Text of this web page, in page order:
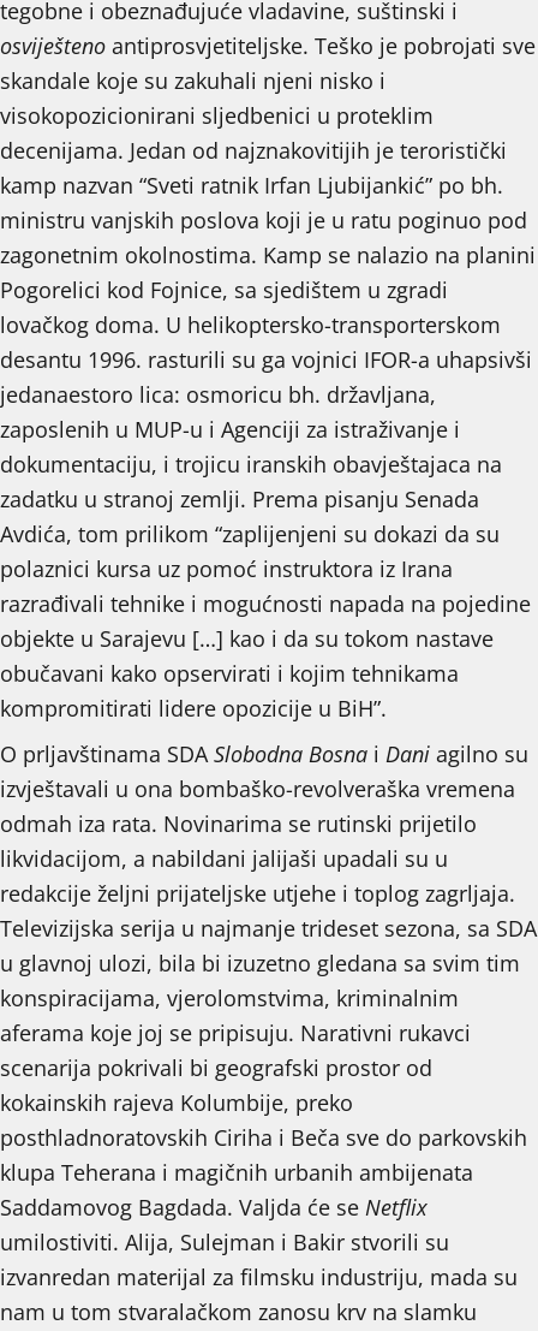
tegobne i obeznađujuće vladavine, suštinski i
osviješteno antiprosvjetiteljske. Teško je pobrojati sve
skandale koje su zakuhali njeni nisko i
visokopozicionirani sljedbenici u proteklim
decenijama. Jedan od najznakovitijih je teroristički
kamp nazvan “Sveti ratnik Irfan Ljubijankić” po bh.
ministru vanjskih poslova koji je u ratu poginuo pod
zagonetnim okolnostima. Kamp se nalazio na planini
Pogorelici kod Fojnice, sa sjedištem u zgradi
lovačkog doma. U helikoptersko-transporterskom
desantu 1996. rasturili su ga vojnici IFOR-a uhapsivši
jedanaestoro lica: osmoricu bh. državljana,
zaposlenih u MUP-u i Agenciji za istraživanje i
dokumentaciju, i trojicu iranskih obavještajaca na
zadatku u stranoj zemlji. Prema pisanju Senada
Avdića, tom prilikom “zaplijenjeni su dokazi da su
polaznici kursa uz pomoć instruktora iz Irana
razrađivali tehnike i mogućnosti napada na pojedine
objekte u Sarajevu […] kao i da su tokom nastave
obučavani kako opservirati i kojim tehnikama
kompromitirati lidere opozicije u BiH”.
O prljavštinama SDASlobodna Bosna i Dani agilno su
izvještavali u ona bombaško-revolveraška vremena
odmah iza rata. Novinarima se rutinski prijetilo
likvidacijom, a nabildani jalijaši upadali su u
redakcije željni prijateljske utjehe i toplog zagrljaja.
Televizijska serija u najmanje trideset sezona, sa SDA
u glavnoj ulozi, bila bi izuzetno gledana sa svim tim
konspiracijama, vjerolomstvima, kriminalnim
aferama koje joj se pripisuju. Narativni rukavci
scenarija pokrivali bi geografski prostor od
kokainskih rajeva Kolumbije, preko
posthladnoratovskih Ciriha i Beča sve do parkovskih
klupa Teherana i magičnih urbanih ambijenata
Saddamovog Bagdada. Valjda će se Netflix
umilostiviti. Alija, Sulejman i Bakir stvorili su
izvanredan materijal za filmsku industriju, mada su
nam u tom stvaralačkom zanosu krv na slamku